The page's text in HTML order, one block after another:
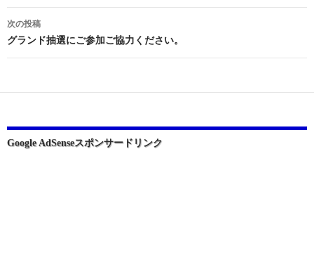
ナ
ビ
ー
ョ
次の投稿
グランド抽選にご参加ご協力ください。
Google AdSenseスポンサードリンク